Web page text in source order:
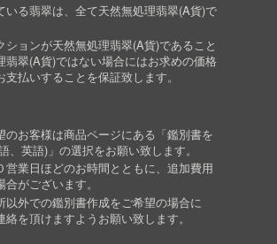
いる翡翠は、全て天然無処理翡翠(A貨)で
ションが天然無処理翡翠(A貨)であること
翡翠(A貨)ではない場合にはお求めの価格
払いすることを保証致します。
のお客様は商品ページにある「鑑別書を
、英語)」の選択をお願い致します。
営業日ほどのお時間とともに、追加費用
がございます。
以外での鑑別書作成をご希望の場合に
を頂けますようお願い致します。